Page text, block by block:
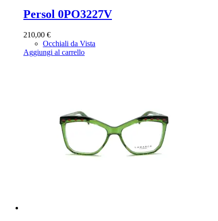
Persol 0PO3227V
210,00 €
Occhiali da Vista
Aggiungi al carrello